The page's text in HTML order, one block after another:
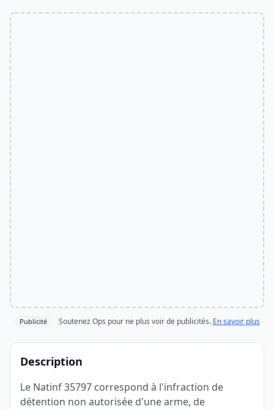
Publicité Soutenez Ops pour ne plus voir de publicités. En savoir plus
Description
Le Natinf 35797 correspond à l'infraction de
détention non autorisée d'une arme, de